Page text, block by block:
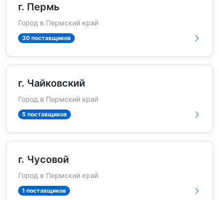
г. Пермь
Город в Пермский край
30 поставщиков
г. Чайковский
Город в Пермский край
5 поставщиков
г. Чусовой
Город в Пермский край
1 поставщиков